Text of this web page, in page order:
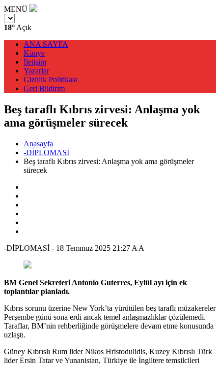
MENÜ
18° Açık
ANA SAYFA
Künye
İletişim
Yazarlar
Gizlilik Politikası
Geri Bildirim
Beş taraflı Kıbrıs zirvesi: Anlaşma yok
ama görüşmeler sürecek
Anasayfa
-DİPLOMASİ
Beş taraflı Kıbrıs zirvesi: Anlaşma yok ama görüşmeler
sürecek
-DİPLOMASİ - 18 Temmuz 2025 21:27 A A
BM Genel Sekreteri Antonio Guterres, Eylül ayı için ek
toplantılar planladı.
Kıbrıs sorunu üzerine New York’ta yürütülen beş taraflı müzakereler
Perşembe günü sona erdi ancak temel anlaşmazlıklar çözülemedi.
Taraflar, BM’nin rehberliğinde görüşmelere devam etme konusunda
uzlaştı.
Güney Kıbrıslı Rum lider Nikos Hristodulidis, Kuzey Kıbrıslı Türk
lider Ersin Tatar ve Yunanistan, Türkiye ile İngiltere temsilcileri